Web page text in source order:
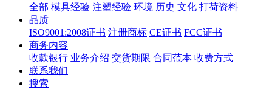
全部 模具经验 注塑经验 环境 历史 文化 打荷资料
品质
ISO9001:2008证书 注册商标 CE证书 FCC证书
商务内容
收款银行 业务介绍 交货期限 合同范本 收费方式
联系我们
搜索